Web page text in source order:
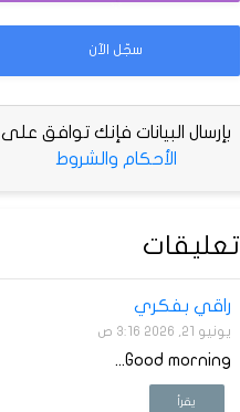
سجّل الآن
بإرسال البيانات فإنك توافق على
الأحكام والشروط
تعليقات
راقي بفكري
يونيو 21, 2026 3:16 ص
Good morning...
يقرأ